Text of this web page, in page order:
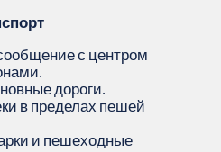
с центром
дороги.
в пределах пешей
и пешеходные